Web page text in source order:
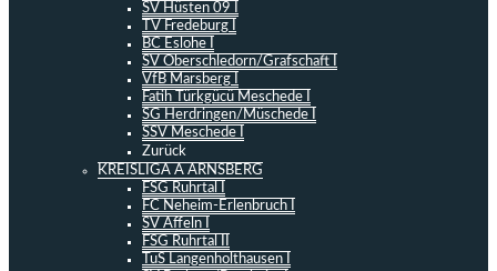
SV Hüsten 09 I
TV Fredeburg I
BC Eslohe I
SV Oberschledorn/Grafschaft I
VfB Marsberg I
Fatih Türkgücü Meschede I
SG Herdringen/Müschede I
SSV Meschede I
Zurück
KREISLIGA A ARNSBERG
FSG Ruhrtal I
FC Neheim-Erlenbruch I
SV Affeln I
FSG Ruhrtal II
TuS Langenholthausen I